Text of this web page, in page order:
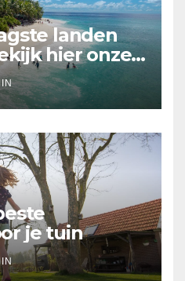
landen
hier onze
je tuin